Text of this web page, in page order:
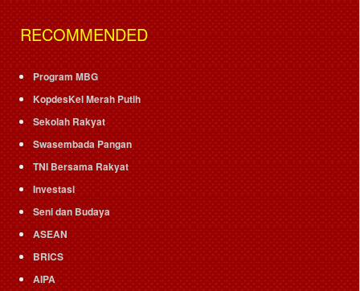
RECOMMENDED
Program MBG
KopdesKel Merah Putih
Sekolah Rakyat
Swasembada Pangan
TNI Bersama Rakyat
Investasi
Seni dan Budaya
ASEAN
BRICS
AIPA